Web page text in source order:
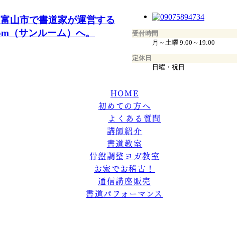
受付時間
月～土曜 9:00～19:00
定休日
日曜・祝日
HOME
初めての方へ
よくある質問
講師紹介
書道教室
骨盤調整ヨガ教室
お家でお稽古！
通信講座販売
書道パフォーマンス